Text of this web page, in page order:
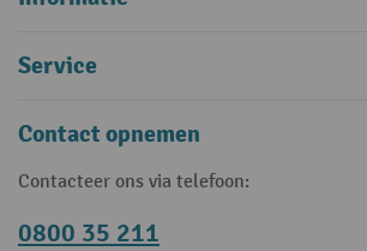
Service
Contact opnemen
Contacteer ons via telefoon:
0800 35 211